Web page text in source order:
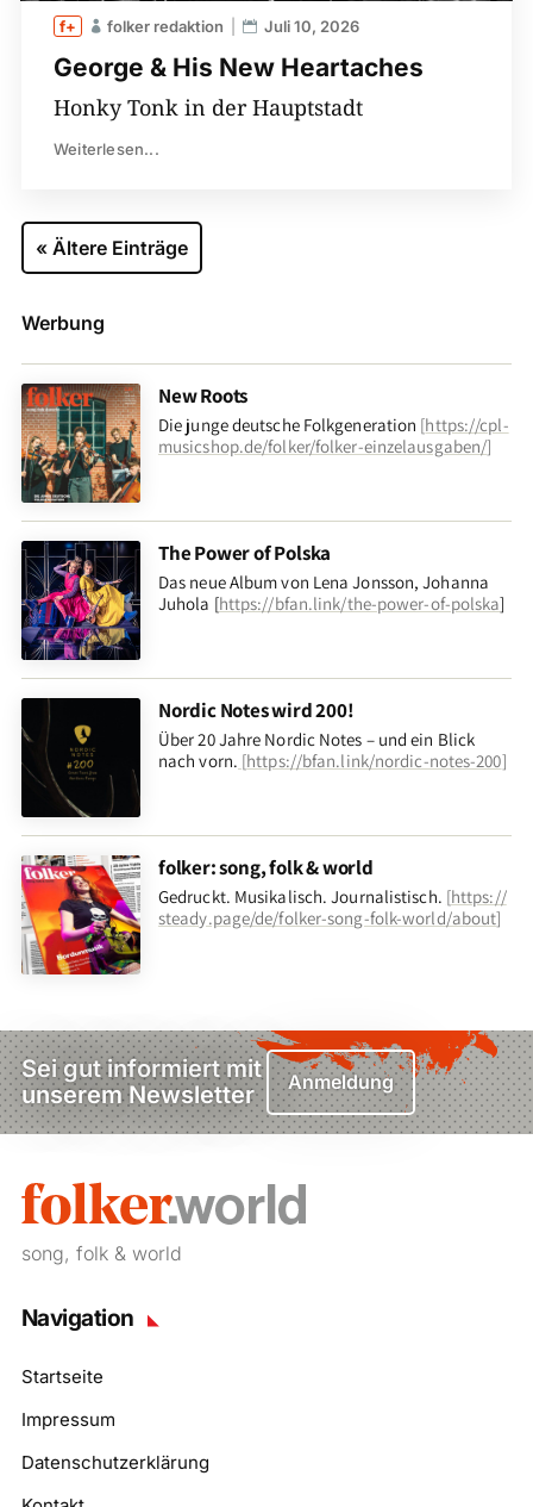
George & His New Heartaches
folker redaktion Juli 10, 2026
Honky Tonk in der Hauptstadt
Weiterlesen...
« Ältere Einträge
Werbung
New Roots
Die junge deutsche Folkgeneration [https://cpl-
musicshop.de/folker/folker-einzelausgaben/]
The Power of Polska
Das neue Album von Lena Jonsson, Johanna
Juhola [https://bfan.link/the-power-of-polska]
Nordic Notes wird 200!
Über 20 Jahre Nordic Notes – und ein Blick
nach vorn. [https://bfan.link/nordic-notes-200]
folker: song, folk & world
Gedruckt. Musikalisch. Journalistisch. [https://
steady.page/de/folker-song-folk-world/about]
Sei gut informiert mit
unserem Newsletter
Anmeldung
song, folk & world
Navigation
Startseite
Impressum
Datenschutzerklärung